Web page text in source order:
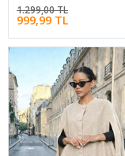
999,99 TL
1.299,00 TL